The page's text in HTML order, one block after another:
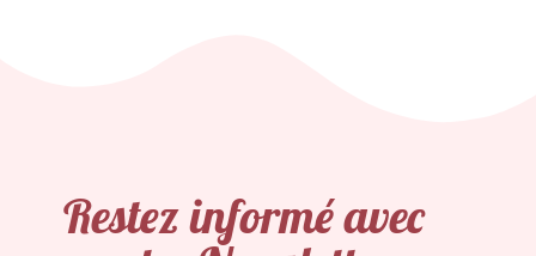
Restez informé avec